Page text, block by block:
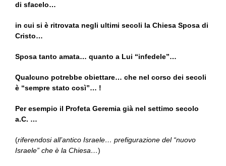
di sfacelo…
in cui si è ritrovata negli ultimi secoli la Chiesa Sposa di
Cristo…
Sposa tanto amata… quanto a Lui “infedele”…
Qualcuno potrebbe obiettare… che nel corso dei secoli
è “sempre stato così”… !
Per esempio il Profeta Geremia già nel settimo secolo
a.C. …
(riferendosi all’antico Israele… prefigurazione del “nuovo
Israele” che è la Chiesa…)